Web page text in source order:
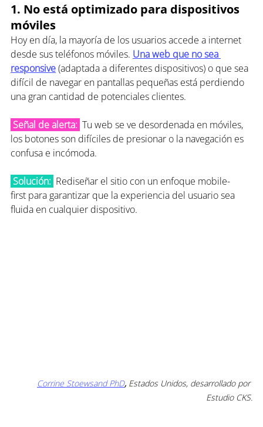
1. No está optimizado para dispositivos
móviles
Hoy en día, la mayoría de los usuarios accede a internet
desde sus teléfonos móviles. Una web que no sea
responsive (adaptada a diferentes dispositivos) o que sea
difícil de navegar en pantallas pequeñas está perdiendo
una gran cantidad de potenciales clientes.
Señal de alerta: Tu web se ve desordenada en móviles,
los botones son difíciles de presionar o la navegación es
confusa e incómoda.
Solución: Rediseñar el sitio con un enfoque mobile-
first para garantizar que la experiencia del usuario sea
fluida en cualquier dispositivo.
Corrine Stoewsand PhD, Estados Unidos, desarrollado por
Estudio CKS.